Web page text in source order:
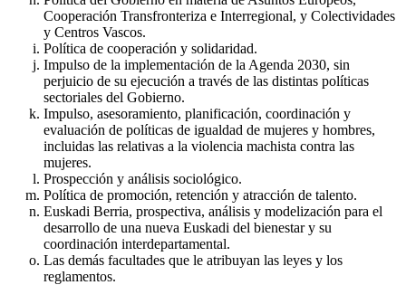
Cooperación Transfronteriza e Interregional, y Colectividades
y Centros Vascos.
Política de cooperación y solidaridad.
Impulso de la implementación de la Agenda 2030, sin
perjuicio de su ejecución a través de las distintas políticas
sectoriales del Gobierno.
Impulso, asesoramiento, planificación, coordinación y
evaluación de políticas de igualdad de mujeres y hombres,
incluidas las relativas a la violencia machista contra las
mujeres.
Prospección y análisis sociológico.
Política de promoción, retención y atracción de talento.
Euskadi Berria, prospectiva, análisis y modelización para el
desarrollo de una nueva Euskadi del bienestar y su
coordinación interdepartamental.
Las demás facultades que le atribuyan las leyes y los
reglamentos.